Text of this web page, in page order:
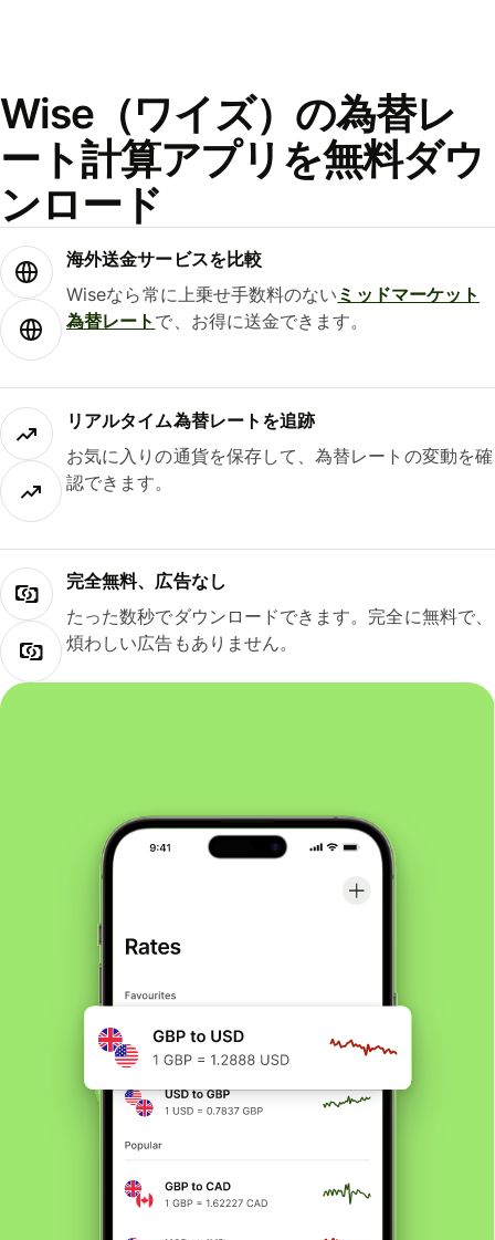
Wise（ワイズ）の為替レ
ート計算アプリを無料ダウ
ンロード
海外送金サービスを比較
Wiseなら常に上乗せ手数料のない ミッドマーケット
為替レート で、お得に送金できます。
リアルタイム為替レートを追跡
お気に入りの通貨を保存して、為替レートの変動を確
認できます。
完全無料、広告なし
たった数秒でダウンロードできます。完全に無料で、
煩わしい広告もありません。